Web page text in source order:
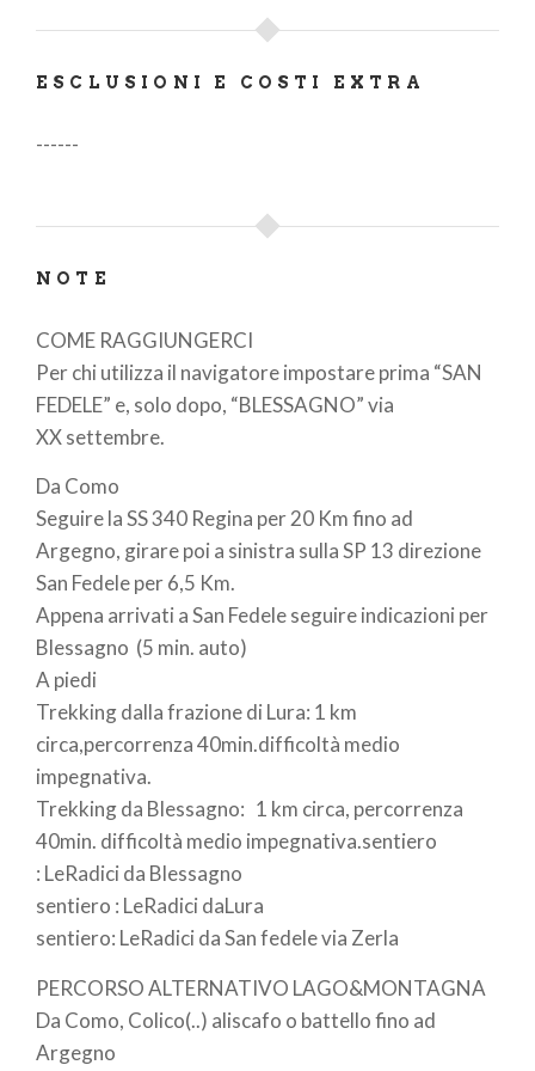
ESCLUSIONI E COSTI EXTRA
------
NOTE
COME RAGGIUNGERCI
Per chi utilizza il navigatore impostare prima “SAN
FEDELE” e, solo dopo, “BLESSAGNO” via
XX settembre.
Da Como
Seguire la SS 340 Regina per 20 Km fino ad
Argegno, girare poi a sinistra sulla SP 13 direzione
San Fedele per 6,5 Km.
Appena arrivati a San Fedele seguire indicazioni per
Blessagno (5 min. auto)
A piedi
Trekking dalla frazione di Lura: 1 km
circa,percorrenza 40min.difficoltà medio
impegnativa.
Trekking da Blessagno: 1 km circa, percorrenza
40min. difficoltà medio impegnativa.sentiero
: LeRadici da Blessagno
sentiero : LeRadici daLura
sentiero: LeRadici da San fedele via Zerla
PERCORSO ALTERNATIVO LAGO&MONTAGNA
Da Como, Colico(..) aliscafo o battello fino ad
Argegno